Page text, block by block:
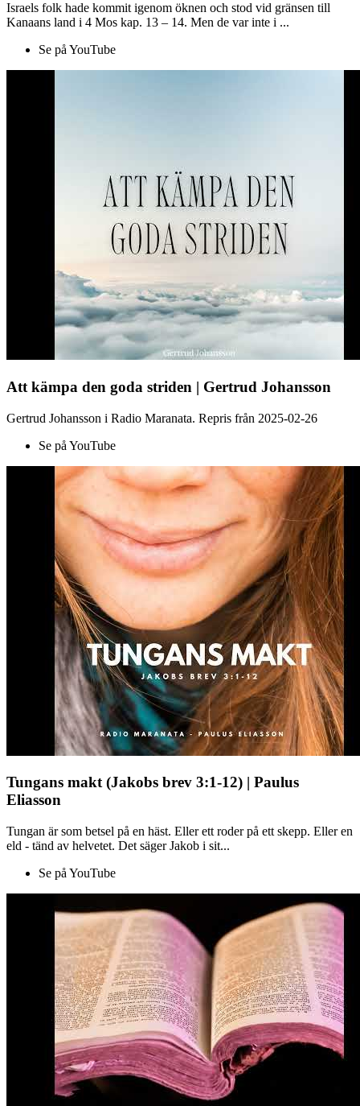
Israels folk hade kommit igenom öknen och stod vid gränsen till
Kanaans land i 4 Mos kap. 13 – 14. Men de var inte i ...
Se på YouTube
Att kämpa den goda striden | Gertrud Johansson
Gertrud Johansson i Radio Maranata. Repris från 2025-02-26
Se på YouTube
Tungans makt (Jakobs brev 3:1-12) | Paulus
Eliasson
Tungan är som betsel på en häst. Eller ett roder på ett skepp. Eller en
eld - tänd av helvetet. Det säger Jakob i sit...
Se på YouTube